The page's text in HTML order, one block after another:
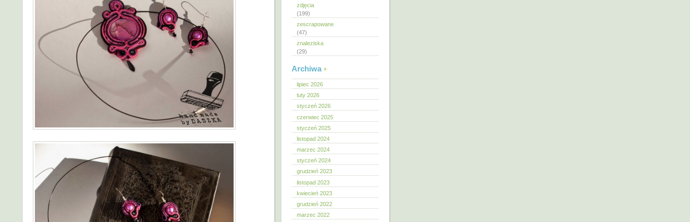
zdjęcia
(199)
zescrapowane
(47)
znaleziska
(29)
Archiwa
lipiec 2026
luty 2026
styczeń 2026
czerwiec 2025
styczeń 2025
listopad 2024
marzec 2024
styczeń 2024
grudzień 2023
listopad 2023
kwiecień 2023
grudzień 2022
marzec 2022